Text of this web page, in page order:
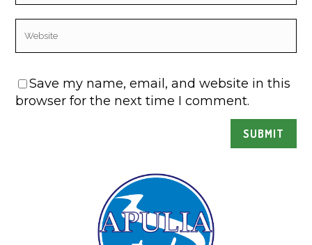
Save my name, email, and website in this
browser for the next time I comment.